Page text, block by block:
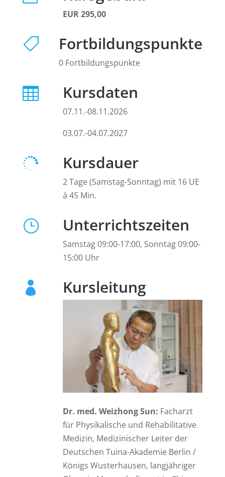
EUR 295,00
 Fortbildungspunkte
0 Fortbildungspunkte
 Kursdaten
07.11.-08.11.2026
03.07.-04.07.2027
 Kursdauer
2 Tage (Samstag-Sonntag) mit 16 UE
á 45 Min.
} Unterrichtszeiten
Samstag 09:00-17:00, Sonntag 09:00-
15:00 Uhr
 Kursleitung
Dr. med. Weizhong Sun: Facharzt
für Physikalische und Rehabilitative
Medizin, Medizinischer Leiter der
Deutschen Tuina-Akademie Berlin /
Königs Wusterhausen, langjähriger